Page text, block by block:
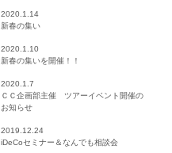
2020.1.14
新春の集い
2020.1.10
新春の集いを開催！！
2020.1.7
ＣＣ企画部主催 ツアーイベント開催の
お知らせ
2019.12.24
iDeCoセミナー＆なんでも相談会